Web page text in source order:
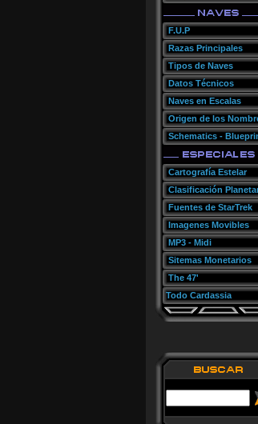
F.U.P
Razas Principales
Tipos de Naves
Datos Técnicos
Naves en Escalas
Origen de los
Schematics -
Cartografía Estelar
Clasificación
Fuentes de StarTrek
Imagenes Movibles
MP3 - Midi
Sitemas Monetarios
The 47'
Todo Cardassia